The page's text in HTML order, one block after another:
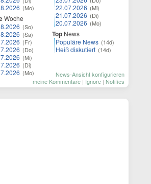
(Mo)
Woche
(So)
(Sa)
(Fr)
(Do)
(Mi)
(Di)
(Mo)
22.07.2026 (Mi)
21.07.2026 (Di)
20.07.2026 (Mo)
Top News
Populäre News (14d)
Heiß diskutiert (14d)
News-Ansicht konfigurieren
meine Kommentare | Ignore | Notifies